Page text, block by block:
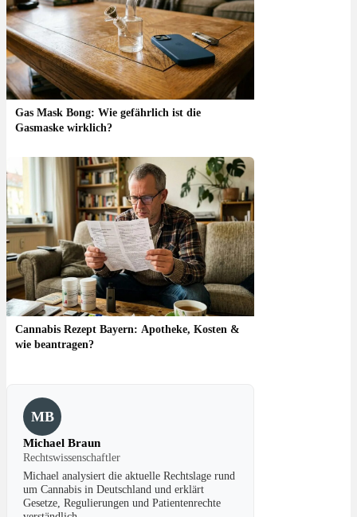
Gas Mask Bong: Wie gefährlich ist die
Gasmaske wirklich?
Cannabis Rezept Bayern: Apotheke, Kosten &
wie beantragen?
MB
Michael Braun
Rechtswissenschaftler
Michael analysiert die aktuelle Rechtslage rund
um Cannabis in Deutschland und erklärt
Gesetze, Regulierungen und Patientenrechte